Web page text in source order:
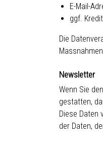
E-Mail-
ggf.
Die
Newsletter
Wenn Sie
gestatten,
Diese Daten
der Daten,